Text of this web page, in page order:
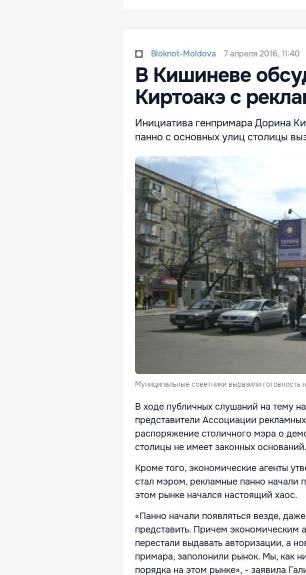
Bloknot-Moldova 7 апреля 2016, 11:40
В Кишиневе
Киртоакэ с
Инициатива генпримара Дорина
панно с основных улиц столицы
Муниципальные советники выразили
В ходе публичных слушаний на тему
представители Ассоциации
распоряжение столичного мэра о
столицы не имеет законных оснований.
Кроме того, экономические агенты
стал мэром, рекламные панно начали
этом рынке начался настоящий хаос.
«Панно начали появляться везде,
представить. Причем экономическим
перестали выдавать авторизации, а
примара, заполонили рынок. Мы, как
порядка на этом рынке», - заявила